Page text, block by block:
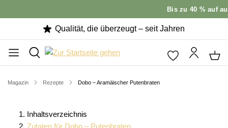
Bis zu 40 % auf
Qualität, die überzeugt – seit Jahren
Magazin Rezepte Dobo – Aramäischer Putenbraten
Inhaltsverzeichnis
Zutaten für Dobo – Putenbraten